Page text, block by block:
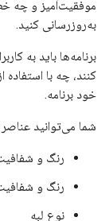
موفقیت‌آمیز و چه
به‌روزرسانی کنید.
برنامه‌ها باید به
کنند، چه با
خود برنامه.
شما می‌توانید
رنگ و
رنگ و
نوع لبه